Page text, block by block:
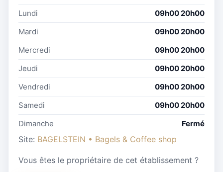
Lundi
09h00 20h00
Mardi
09h00 20h00
Mercredi
09h00 20h00
Jeudi
09h00 20h00
Vendredi
09h00 20h00
Samedi
09h00 20h00
Dimanche
Fermé
Site: BAGELSTEIN • Bagels & Coffee shop
Vous êtes le propriétaire de cet établissement ?